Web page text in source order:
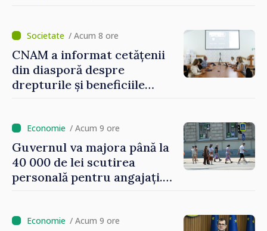
/ Acum 8 ore
CNAM a informat cetățenii
din diasporă despre
drepturile și beneficiile
/ Acum 9 ore
Guvernul va majora până la
40 000 de lei scutirea
personală pentru angajați.
oamenilor”/ Acum 9 ore